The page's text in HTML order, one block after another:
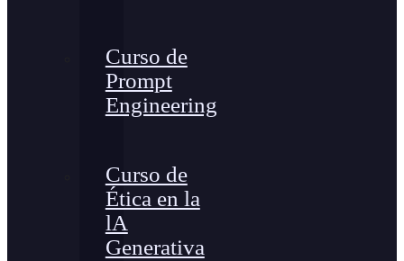
Curso de
Prompt
Engineering
Curso de
Ética en la
lA
Generativa